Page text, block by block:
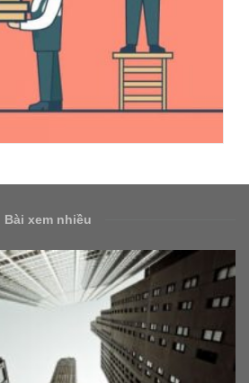
Bài xem nhiều